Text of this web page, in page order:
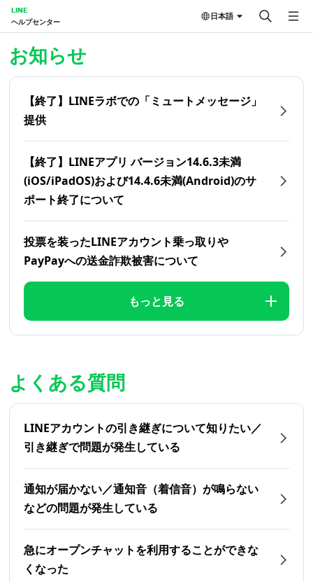
LINE
ヘルプセンター
日本語
お知らせ
【終了】LINEラボでの「ミュートメッセージ」
提供
【終了】LINEアプリ バージョン14.6.3未満
(iOS/iPadOS)および14.4.6未満(Android)のサ
ポート終了について
投票を装ったLINEアカウント乗っ取りや
PayPayへの送金詐欺被害について
もっと見る
よくある質問
LINEアカウントの引き継ぎについて知りたい／
引き継ぎで問題が発生している
通知が届かない／通知音（着信音）が鳴らない
などの問題が発生している
急にオープンチャットを利用することができな
くなった